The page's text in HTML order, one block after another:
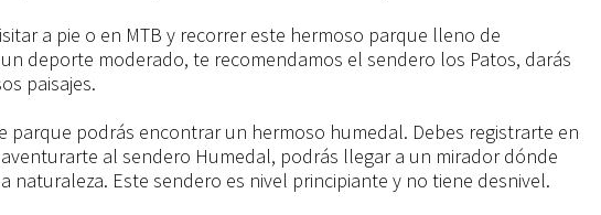
a pie o en MTB y recorrer este hermoso parque lleno de
deporte moderado, te recomendamos el sendero los Patos, darás
paisajes.
parque podrás encontrar un hermoso humedal. Debes registrarte en
al sendero Humedal, podrás llegar a un mirador dónde
naturaleza. Este sendero es nivel principiante y no tiene desnivel.